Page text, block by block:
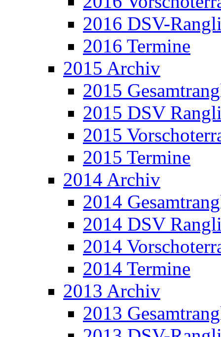
2016 DSV-
2016 Termine
2015 Archiv
2015
2015 DSV
2015
2015 Termine
2014 Archiv
2014
2014 DSV
2014
2014 Termine
2013 Archiv
2013